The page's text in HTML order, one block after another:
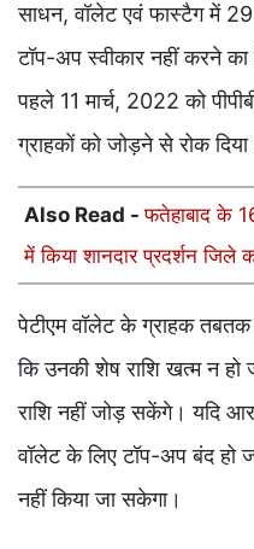
साधन, वॉलेट एवं फास्टैग में
टॉप-अप स्वीकार नहीं करने
पहले 11 मार्च, 2022 को
ग्राहकों को जोड़ने से रोक दिया
Also Read -फतेहाबाद के
में किया शानदार प्रदर्शन जिले
पेटीएम वॉलेट के ग्राहक
कि उनकी शेष राशि खत्म न
राशि नहीं जोड़ सकेंगे। यदि
वॉलेट के लिए टॉप-अप बंद हो
नहीं किया जा सकेगा।